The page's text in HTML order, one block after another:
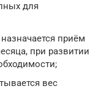
для
приём
при развитии
вес